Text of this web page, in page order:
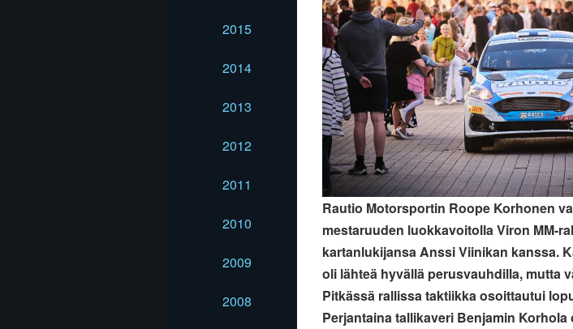
2015
2014
2013
2012
2011
2010
2009
2008
Rautio Motorsportin Roope Korhonen
mestaruuden luokkavoitolla Viron MM-
kartanlukijansa Anssi Viinikan kanssa.
oli lähteä hyvällä perusvauhdilla, mutta
Pitkässä rallissa taktiikka osoittautui
Perjantaina tallikaveri Benjamin Korhola